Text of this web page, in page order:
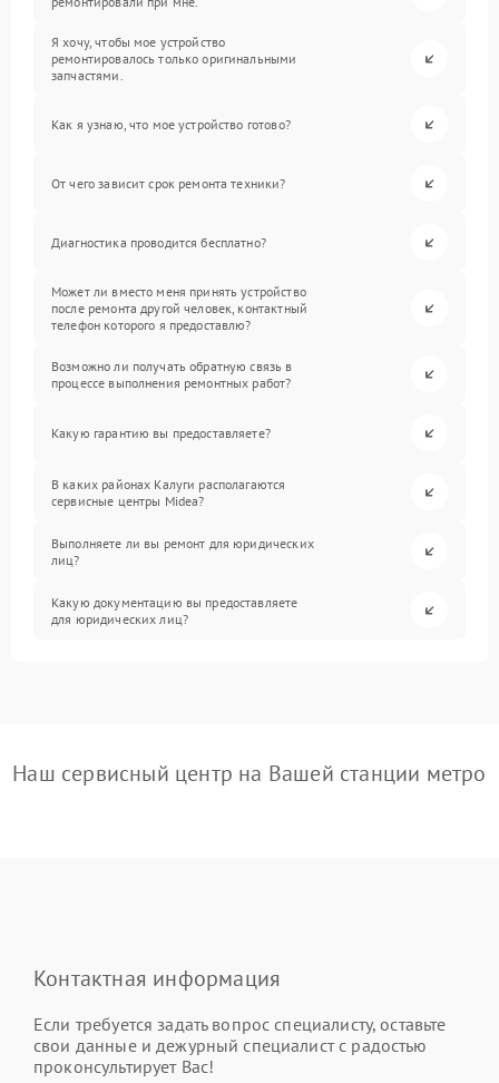
Я хочу, чтобы мое устройство
ремонтировалось только оригинальными
запчастями.
Как я узнаю, что мое устройство готово?
От чего зависит срок ремонта техники?
Диагностика проводится бесплатно?
Может ли вместо меня принять устройство
после ремонта другой человек, контактный
телефон которого я предоставлю?
Возможно ли получать обратную связь в
процессе выполнения ремонтных работ?
Какую гарантию вы предоставляете?
В каких районах Калуги располагаются
сервисные центры Midea?
Выполняете ли вы ремонт для юридических
лиц?
Какую документацию вы предоставляете
для юридических лиц?
Наш сервисный центр на Вашей станции метро
Контактная информация
Если требуется задать вопрос специалисту, оставьте
свои данные и дежурный специалист с радостью
проконсультирует Вас!